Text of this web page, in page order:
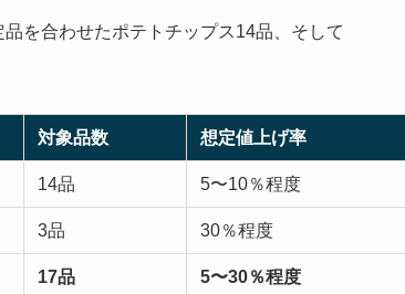
を合わせたポテトチップス14品、そして
対象品数 想定値上げ率
14品 5〜10％程度
3品 30％程度
17品 5〜30％程度